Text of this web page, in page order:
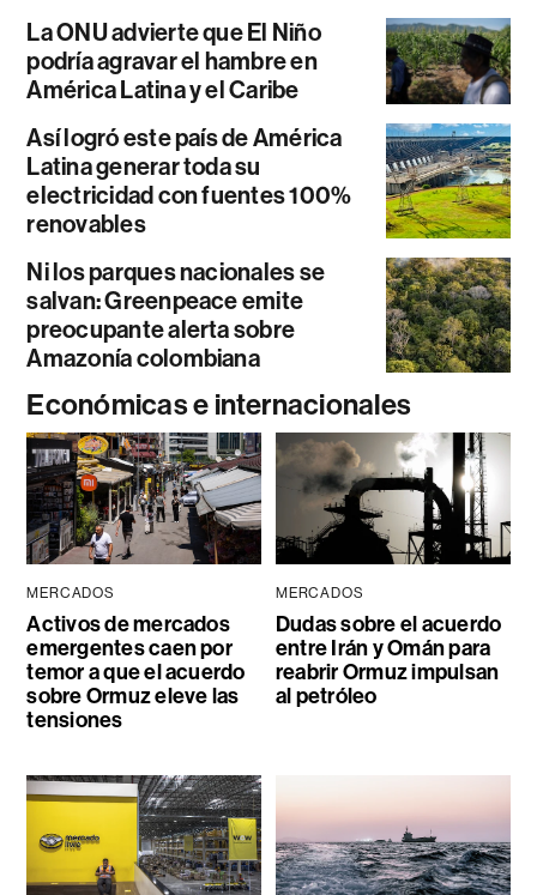
La ONU advierte que El Niño
podría agravar el hambre en
América Latina y el Caribe
Así logró este país de América
Latina generar toda su
electricidad con fuentes 100%
renovables
Ni los parques nacionales se
salvan: Greenpeace emite
preocupante alerta sobre
Amazonía colombiana
Económicas e internacionales
MERCADOS
Activos de mercados
emergentes caen por
temor a que el acuerdo
sobre Ormuz eleve las
tensiones
MERCADOS
Dudas sobre el acuerdo
entre Irán y Omán para
reabrir Ormuz impulsan
al petróleo